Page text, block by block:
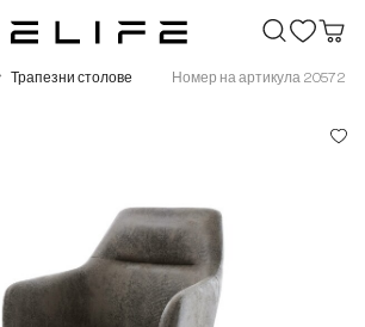
съдържание
Трапезни столове Номер на артикула 20572